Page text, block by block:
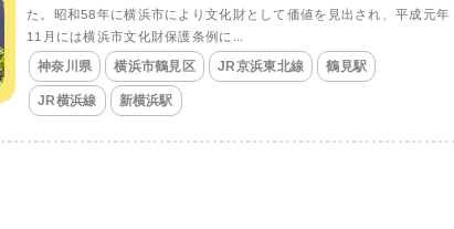
た。昭和58年に横浜市により文化財として価値を見出され、平成元年
11月には横浜市文化財保護条例に...
神奈川県 横浜市鶴見区 JR京浜東北線 鶴見駅
JR横浜線 新横浜駅